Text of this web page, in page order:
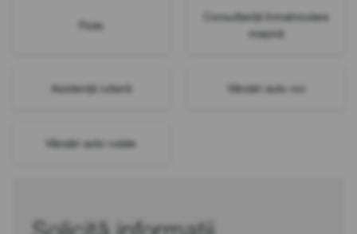
Flote
Consultanță înmatriculare
mașină
Asistență rutieră Vânzări auto noi
Vânzări auto rulate